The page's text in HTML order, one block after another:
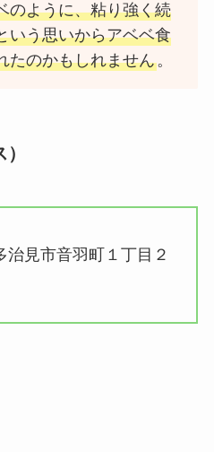
のように、粘り強く続
いう思いからアベベ食
たのかもしれません。
治見市音羽町１丁目２